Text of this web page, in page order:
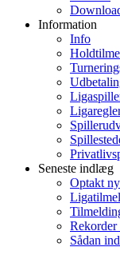
Information
Info
Seneste indlæg
Optakt
Sådan